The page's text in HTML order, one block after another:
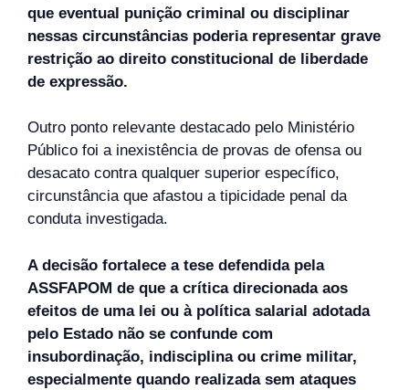
que eventual punição criminal ou disciplinar
nessas circunstâncias poderia representar grave
restrição ao direito constitucional de liberdade
de expressão.
Outro ponto relevante destacado pelo Ministério
Público foi a inexistência de provas de ofensa ou
desacato contra qualquer superior específico,
circunstância que afastou a tipicidade penal da
conduta investigada.
A decisão fortalece a tese defendida pela
ASSFAPOM de que a crítica direcionada aos
efeitos de uma lei ou à política salarial adotada
pelo Estado não se confunde com
insubordinação, indisciplina ou crime militar,
especialmente quando realizada sem ataques